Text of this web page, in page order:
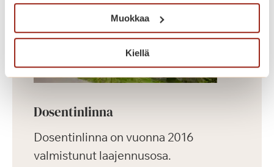
Muokkaa
Kiellä
Dosentinlinna
Dosentinlinna on vuonna 2016
valmistunut laajennusosa.